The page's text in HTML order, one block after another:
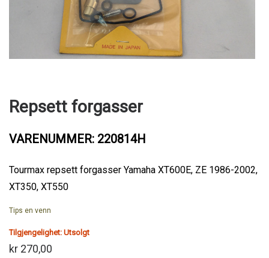
Repsett forgasser
VARENUMMER: 220814H
Tourmax repsett forgasser Yamaha XT600E, ZE 1986-2002,
XT350, XT550
Tips en venn
Tilgjengelighet: Utsolgt
kr 270,00